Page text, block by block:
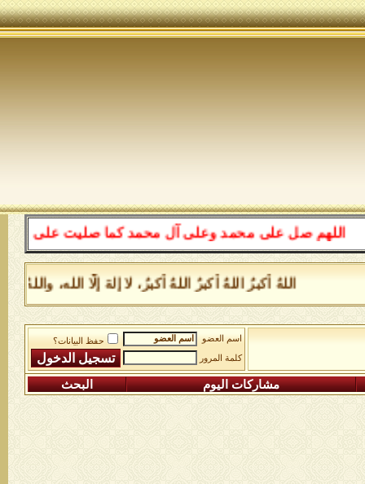
صل على محمد وعلى آل محمد كما صليت على إبراهيم
اللهُ أكبرُ اللهُ أكبرُ اللهُ أكبرُ، لا إلهَ إلَّا الله،
اسم العضو
حفظ البيانات؟
كلمة المرور
مشاركات اليوم البحث